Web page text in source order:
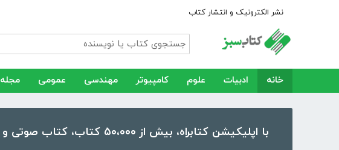
نشر الکترونیک و انتشار کتاب
خانه ادبیات علوم کامپیوتر مهندسی عمومی مجله
با اپلیکیشن کتابراه، بیش از ۵۰،۰۰۰ کتاب، کتاب صوتی و رمان را در موبایل و تبلت خود داشته باشید!